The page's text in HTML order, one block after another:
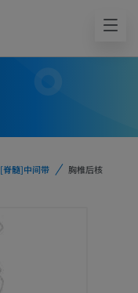
[脊髓]中间带 胸椎后核